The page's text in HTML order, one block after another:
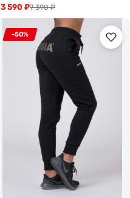
7 390₽
3 590 ₽
-50%